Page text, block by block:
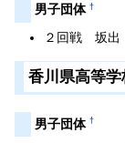
男子団体†
２回戦 坂
香川県高等
男子団体†